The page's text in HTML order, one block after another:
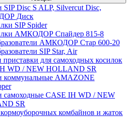
SIP Disc S ALP, Silvercut Disc,
Диск
SIP Spider
АМКОДОР Спайдер 815-8
АМКОДОР Стар 600-20
SIP Star, Air
приставки для самоходных косилок
WD / NEW HOLLAND SR
коммунальные AMAZONE
самоходные CASE IH WD / NEW
SR
кормоуборочных комбайнов и жаток